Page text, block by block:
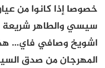
خصوصا إذا كانوا من
سيسي والطاهر شريعة
اشويخ وصافي فاي…
المهرجان من صدق